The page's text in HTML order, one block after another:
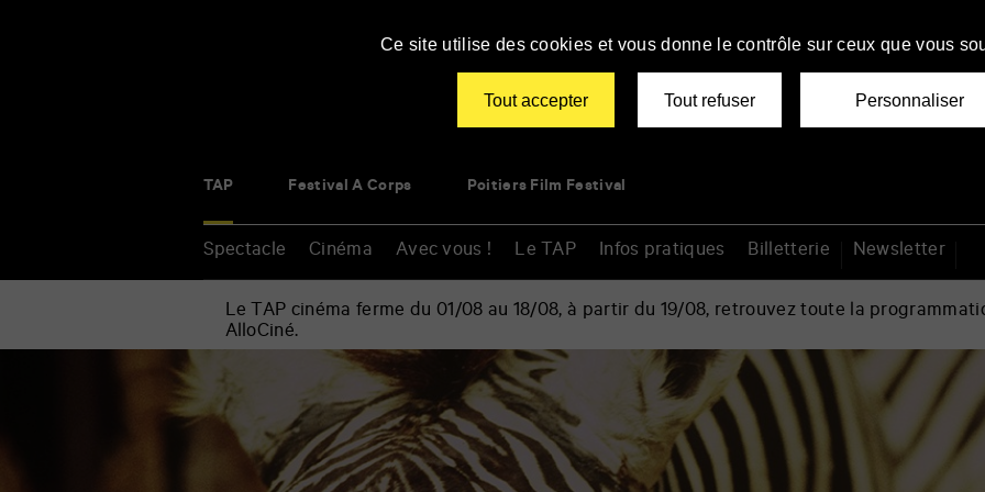
TAP Festival À Corps Poitiers Film Festival
Spectacle Cinéma Avec vous ! Le TAP Infos pratiques Billetterie Newsletter
Le TAP cinéma ferme du 01/08 au 18/08, à partir du 19/08, retrouvez toute la
AlloCiné.
Renseigner
vos
mots
Ce site utilise des cookies et vous donne le contrôle sur ceux que vous
Tout accepter Tout refuser Personnaliser